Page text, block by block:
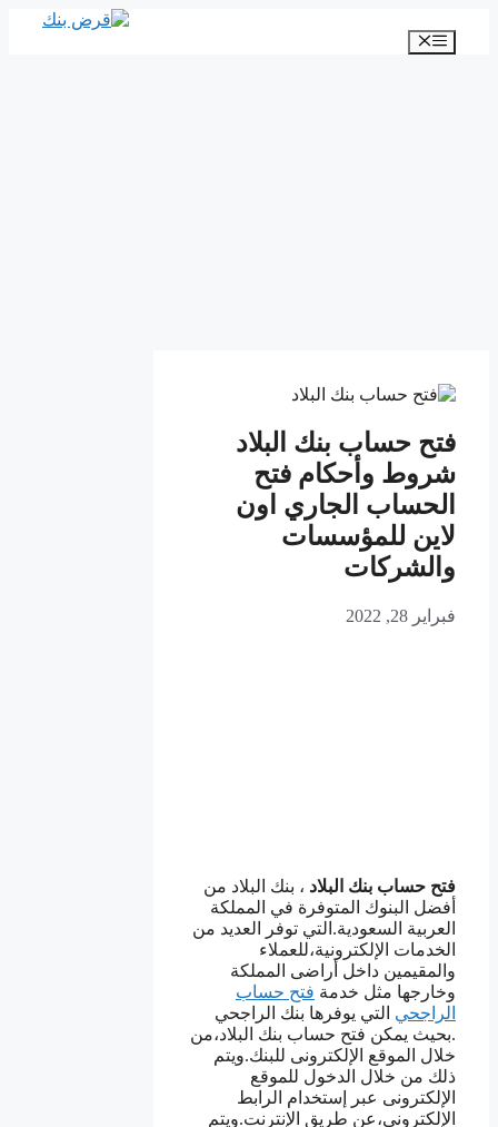
المحتوى
القائمة
فتح حساب بنك البلاد
شروط وأحكام فتح
الحساب الجاري اون
لاين للمؤسسات
والشركات
فبراير 28, 2022
فتح حساب بنك البلاد ، بنك البلاد من
أفضل البنوك المتوفرة في المملكة
العربية السعودية.التي توفر العديد من
الخدمات الإلكترونية،للعملاء
والمقيمين داخل أراضى المملكة
وخارجها مثل خدمة فتح حساب
الراجحي التي يوفرها بنك الراجحي
.بحيث يمكن فتح حساب بنك البلاد،من
خلال الموقع الإلكترونى للبنك.ويتم
ذلك من خلال الدخول للموقع
الإلكترونى عبر إستخدام الرابط
الإلكترونى،عن طريق الإنترنت.ويتم